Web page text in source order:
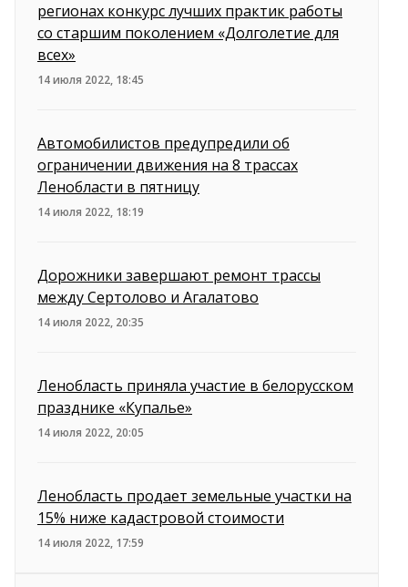
регионах конкурс лучших практик работы
со старшим поколением «Долголетие для
всех»
14 июля 2022, 18:45
Автомобилистов предупредили об
ограничении движения на 8 трассах
Ленобласти в пятницу
14 июля 2022, 18:19
Дорожники завершают ремонт трассы
между Сертолово и Агалатово
14 июля 2022, 20:35
Ленобласть приняла участие в белорусском
празднике «Купалье»
14 июля 2022, 20:05
Ленобласть продает земельные участки на
15% ниже кадастровой стоимости
14 июля 2022, 17:59